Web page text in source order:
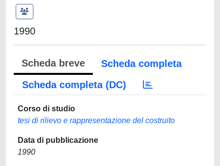
1990
Scheda breve
Scheda completa
Scheda completa (DC)
Corso di studio
tesi di rilievo e rappresentazione del costruito
Data di pubblicazione
1990